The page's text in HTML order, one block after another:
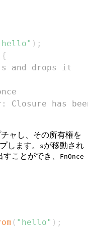
) ;
{
s and drops it
has been
ャし、その所有権を
します。
sが移動され
ことができ、
FnOnce
( "hello" ) ;